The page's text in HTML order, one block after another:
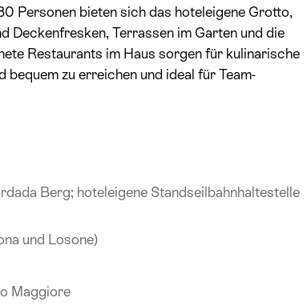
Personen bieten sich das hoteleigene Grotto,
Deckenfresken, Terrassen im Garten und die
Restaurants im Haus sorgen für kulinarische
zu erreichen und ideal für Team-
Berg; hoteleigene Standseilbahnhaltestelle
und Losone)
Maggiore